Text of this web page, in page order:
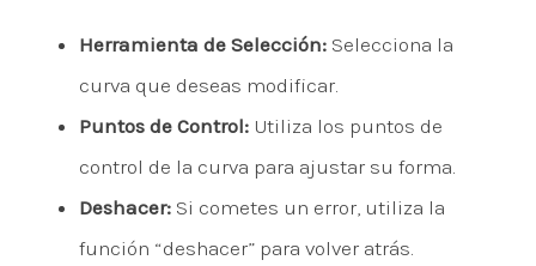
Herramienta de Selección:Selecciona la
curva que deseas modificar.
Puntos de Control:Utiliza los puntos de
control de la curva para ajustar su forma.
Deshacer:Si cometes un error, utiliza la
función “deshacer” para volver atrás.